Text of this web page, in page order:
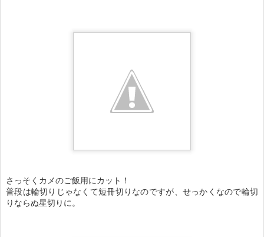
さっそくカメのご飯用にカット！
普段は輪切りじゃなくて短冊切りなのですが、せっかくなので輪切
りならぬ星切りに。